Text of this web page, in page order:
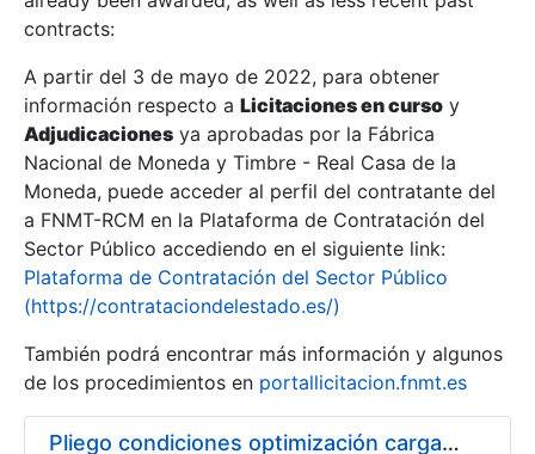
Show/Hide
Show/Hide
contracts:
A partir del 3 de mayo de 2022, para obtener
información respecto a Licitaciones en curso y
Adjudicaciones ya aprobadas por la Fábrica
Nacional de Moneda y Timbre - Real Casa de la
Moneda, puede acceder al perfil del contratante del
a FNMT-RCM en la Plataforma de Contratación del
Sector Público accediendo en el siguiente link:
Plataforma de Contratación del Sector Público
(https://contrataciondelestado.es/)
También podrá encontrar más información y algunos
de los procedimientos en portallicitacion.fnmt.es
Pliego condiciones optimización cargas compras firmado